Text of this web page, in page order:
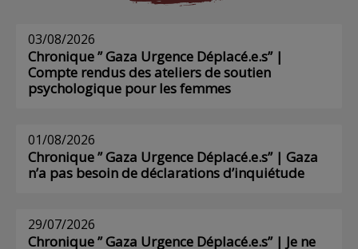
03/08/2026
Chronique ” Gaza Urgence Déplacé.e.s” |
Compte rendus des ateliers de soutien
psychologique pour les femmes
01/08/2026
Chronique ” Gaza Urgence Déplacé.e.s” | Gaza
n’a pas besoin de déclarations d’inquiétude
29/07/2026
Chronique ” Gaza Urgence Déplacé.e.s” | Je ne